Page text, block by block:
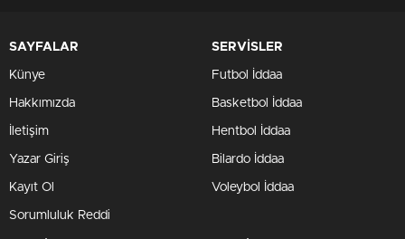
SAYFALAR
Künye
Hakkımızda
İletişim
Yazar Giriş
Kayıt Ol
Sorumluluk Reddi
SERVİSLER
Futbol İddaa
Basketbol İddaa
Hentbol İddaa
Bilardo İddaa
Voleybol İddaa